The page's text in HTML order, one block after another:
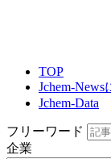
TOP
Jchem-News
Jchem-Data
フリーワード
企業